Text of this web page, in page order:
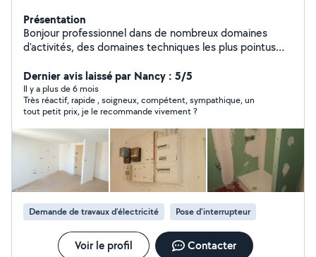
Présentation
Bonjour professionnel dans de nombreux domaines
d'activités, des domaines techniques les plus pointus
envergure, jusqu'à la formation dans l'ingénierie
technologique. N'hésitez pas à me contacter.
Dernier avis laissé par Nancy : 5/5
Il y a plus de 6 mois
Très réactif, rapide , soigneux, compétent, sympathique, un
tout petit prix, je le recommande vivement ?
Demande de travaux d’électricité Pose d'interrupteur
Voir le profil Contacter